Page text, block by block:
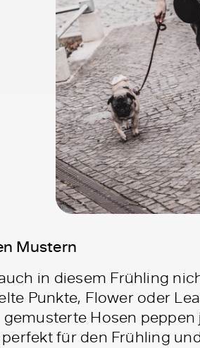
Mustern
in diesem Frühling
Punkte, Flower oder
gemusterte Hosen
für den Frühling